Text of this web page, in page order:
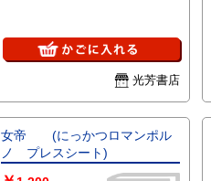
はご連絡いたします。
光芳書店
女帝 (にっかつロマンポル
ノ プレスシート)